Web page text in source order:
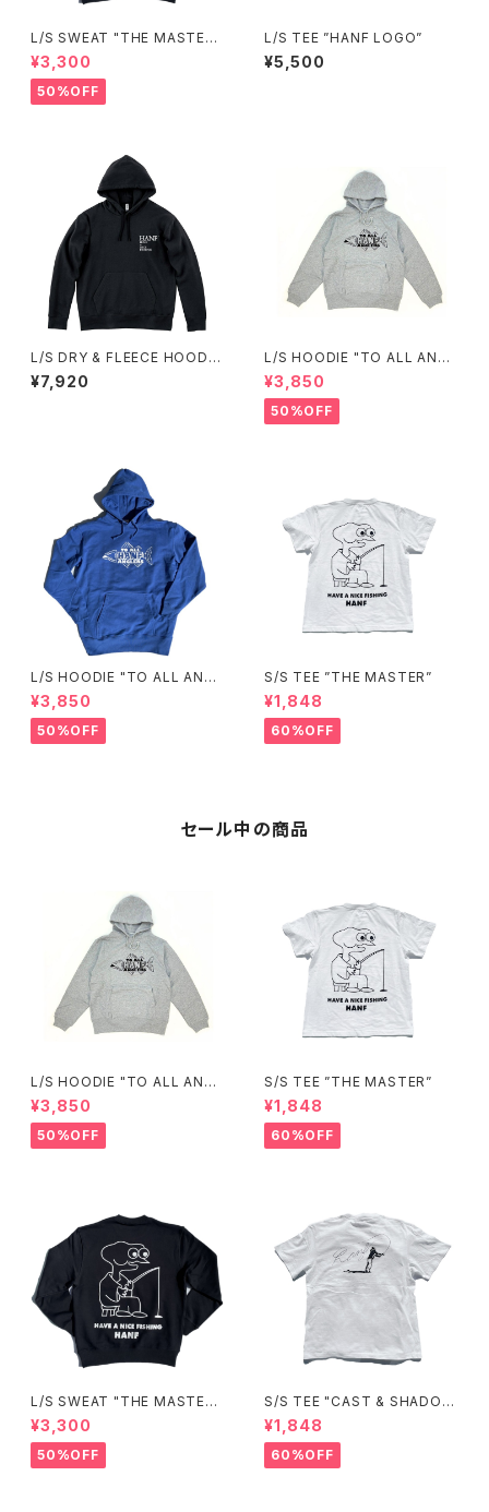
L/S SWEAT "THE MASTER"
(BLACK)
¥3,300
50%OFF
L/S TEE ”HANF LOGO”
¥5,500
L/S DRY & FLEECE HOODY
”HANF LOGO”
¥7,920
L/S HOODIE "TO ALL ANGL
ERS"(GRAY)
¥3,850
50%OFF
L/S HOODIE "TO ALL ANGL
ERS"(ROYAL BLUE)
¥3,850
50%OFF
S/S TEE ”THE MASTER”
¥1,848
60%OFF
セール中の商品
L/S HOODIE "TO ALL ANGL
ERS"(GRAY)
¥3,850
50%OFF
S/S TEE ”THE MASTER”
¥1,848
60%OFF
L/S SWEAT "THE MASTER"
(BLACK)
¥3,300
50%OFF
S/S TEE "CAST & SHADO
W"
¥1,848
60%OFF